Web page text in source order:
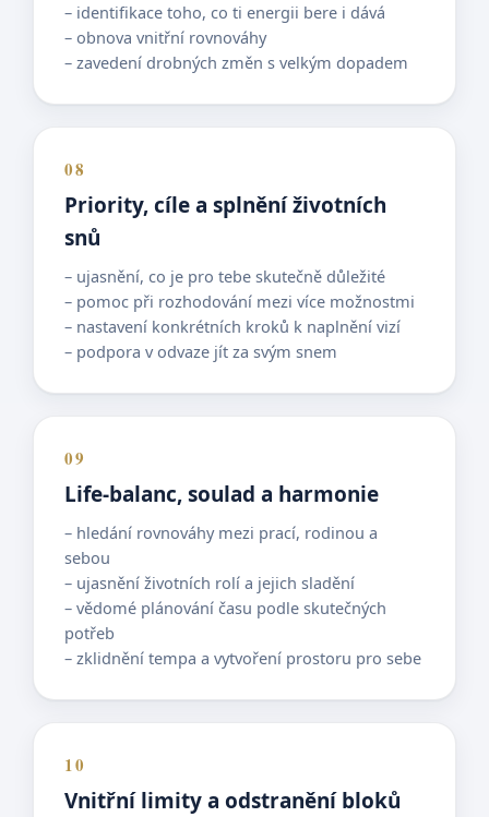
– identifikace toho, co ti energii bere i dává
– obnova vnitřní rovnováhy
– zavedení drobných změn s velkým dopadem
08
Priority, cíle a splnění životních
snů
– ujasnění, co je pro tebe skutečně důležité
– pomoc při rozhodování mezi více možnostmi
– nastavení konkrétních kroků k naplnění vizí
– podpora v odvaze jít za svým snem
09
Life-balanc, soulad a harmonie
– hledání rovnováhy mezi prací, rodinou a
sebou
– ujasnění životních rolí a jejich sladění
– vědomé plánování času podle skutečných
potřeb
– zklidnění tempa a vytvoření prostoru pro sebe
10
Vnitřní limity a odstranění bloků